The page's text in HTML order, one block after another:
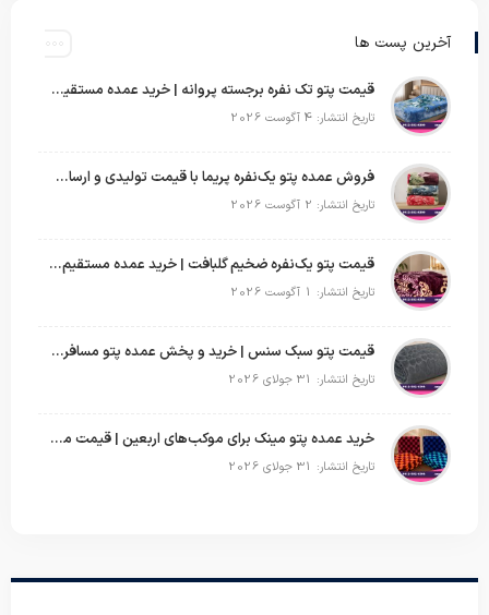
آخرین پست ها
قیمت پتو تک نفره برجسته پروانه | خرید عمده مستقیم با بهترین قیمت بازار
تاریخ انتشار: 4 آگوست 2026
فروش عمده پتو یک‌نفره پریما با قیمت تولیدی و ارسال به سراسر کشور
تاریخ انتشار: 2 آگوست 2026
قیمت پتو یک‌نفره ضخیم گلبافت | خرید عمده مستقیم با بهترین قیمت
تاریخ انتشار: 1 آگوست 2026
قیمت پتو سبک سنس | خرید و پخش عمده پتو مسافرتی Sense
تاریخ انتشار: 31 جولای 2026
خرید عمده پتو مینک برای موکب‌های اربعین | قیمت مناسب و ارسال سریع
تاریخ انتشار: 31 جولای 2026